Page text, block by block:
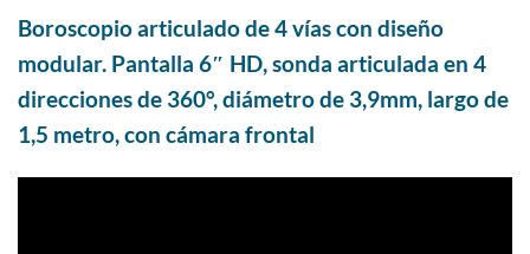
Boroscopio articulado de 4 vías con diseño
modular. Pantalla 6″ HD, sonda articulada en 4
direcciones de 360°, diámetro de 3,9mm, largo de
1,5 metro, con cámara frontal